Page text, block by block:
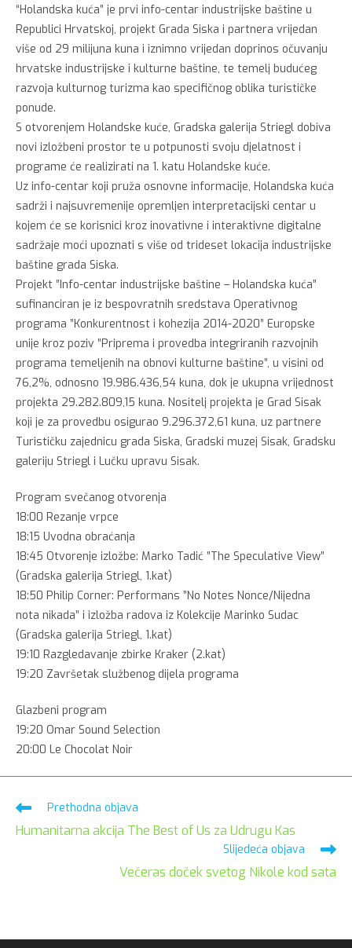
“Holandska kuća” je prvi info-centar industrijske baštine u
Republici Hrvatskoj, projekt Grada Siska i partnera vrijedan
više od 29 milijuna kuna i iznimno vrijedan doprinos očuvanju
hrvatske industrijske i kulturne baštine, te temelj budućeg
razvoja kulturnog turizma kao specifičnog oblika turističke
ponude.
S otvorenjem Holandske kuće, Gradska galerija Striegl dobiva
novi izložbeni prostor te u potpunosti svoju djelatnost i
programe će realizirati na 1. katu Holandske kuće.
Uz info-centar koji pruža osnovne informacije, Holandska kuća
sadrži i najsuvremenije opremljen interpretacijski centar u
kojem će se korisnici kroz inovativne i interaktivne digitalne
sadržaje moći upoznati s više od trideset lokacija industrijske
baštine grada Siska.
Projekt ”Info-centar industrijske baštine – Holandska kuća”
sufinanciran je iz bespovratnih sredstava Operativnog
programa ”Konkurentnost i kohezija 2014-2020” Europske
unije kroz poziv ”Priprema i provedba integriranih razvojnih
programa temeljenih na obnovi kulturne baštine”, u visini od
76,2%, odnosno 19.986.436,54 kuna, dok je ukupna vrijednost
projekta 29.282.809,15 kuna. Nositelj projekta je Grad Sisak
koji je za provedbu osigurao 9.296.372,61 kuna, uz partnere
Turističku zajednicu grada Siska, Gradski muzej Sisak, Gradsku
galeriju Striegl i Lučku upravu Sisak.
Program svečanog otvorenja
18:00 Rezanje vrpce
18:15 Uvodna obraćanja
18:45 Otvorenje izložbe: Marko Tadić ”The Speculative View”
(Gradska galerija Striegl, 1.kat)
18:50 Philip Corner: Performans ”No Notes Nonce/Nijedna
nota nikada” i izložba radova iz Kolekcije Marinko Sudac
(Gradska galerija Striegl, 1.kat)
19:10 Razgledavanje zbirke Kraker (2.kat)
19:20 Završetak službenog dijela programa
Glazbeni program
19:20 Omar Sound Selection
20:00 Le Chocolat Noir
Pročitaj
članaka
Prethodna objava
Humanitarna akcija The Best of Us za Udrugu Kas
Slijedeća objava
Večeras doček svetog Nikole kod sata